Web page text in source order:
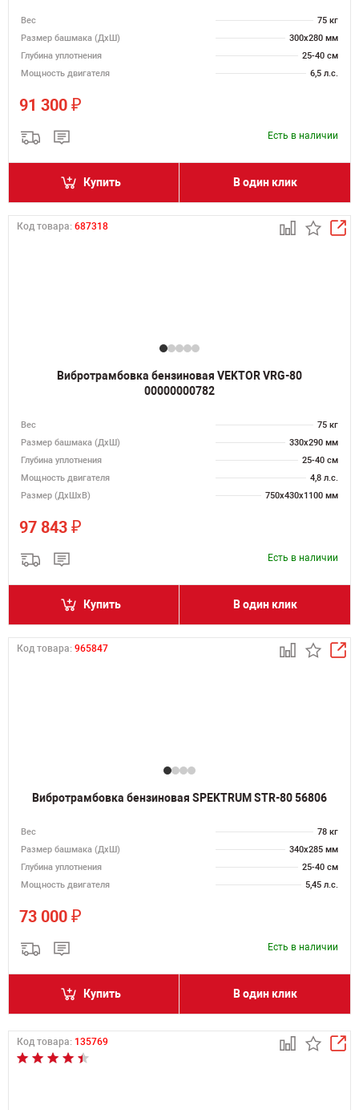
Вес
75 кг
Размер башмака (ДхШ)
300х280 мм
Глубина уплотнения
25-40 см
Мощность двигателя
6,5 л.с.
91 300 ₽
Есть в наличии
Купить В один клик
Код товара: 687318
Вибротрамбовка бензиновая VEKTOR VRG-80
00000000782
Вес
75 кг
Размер башмака (ДхШ)
330х290 мм
Глубина уплотнения
25-40 см
Мощность двигателя
4,8 л.с.
Размер (ДхШхВ)
750х430х1100 мм
97 843 ₽
Есть в наличии
Купить В один клик
Код товара: 965847
Вибротрамбовка бензиновая SPEKTRUM STR-80 56806
Вес
78 кг
Размер башмака (ДхШ)
340х285 мм
Глубина уплотнения
25-40 см
Мощность двигателя
5,45 л.с.
73 000 ₽
Есть в наличии
Купить В один клик
Код товара: 135769